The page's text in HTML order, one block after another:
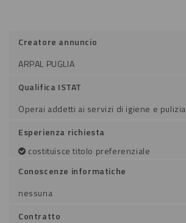
Creatore annuncio
ARPAL PUGLIA
Qualifica ISTAT
Operai addetti ai servizi di igiene e pulizia
Esperienza richiesta
costituisce titolo preferenziale
Conoscenze informatiche
nessuna
Contratto